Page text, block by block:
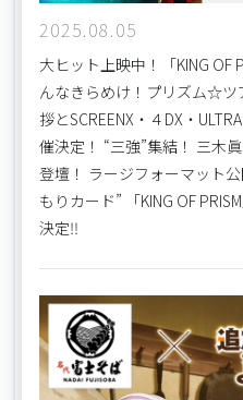
2025.08.05
大ヒット上映中！「KING OF
んなきらめけ！プリズム☆ツ
拶とSCREENX・４DX・
催決定！ “三強”集結！ 三木
登壇！ ラージフォーマット
もりカード” 「KING OF
決定‼